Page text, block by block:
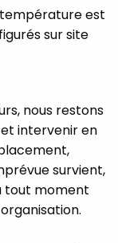
est
sur site
nous restons
intervenir en
survient,
tout moment